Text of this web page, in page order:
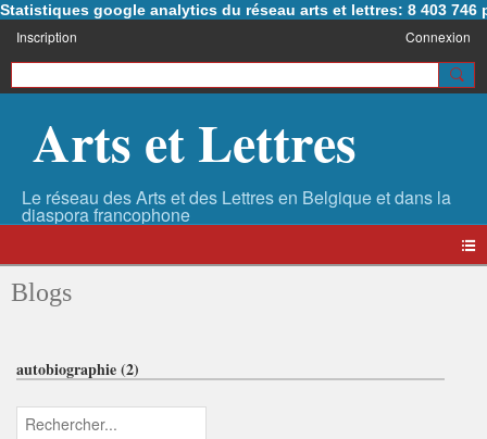
Statistiques google analytics du réseau arts et lettres: 8 403 746
Inscription Connexion
Arts et Lettres
Blogs
autobiographie (2)